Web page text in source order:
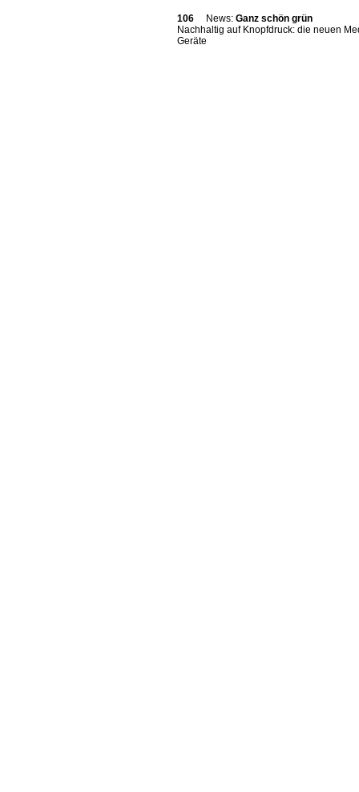
106
News: Ganz schön grün
Nachhaltig auf Knopfdruck: die neuen
Geräte